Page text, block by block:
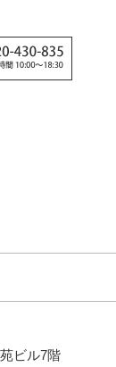
ビル7階